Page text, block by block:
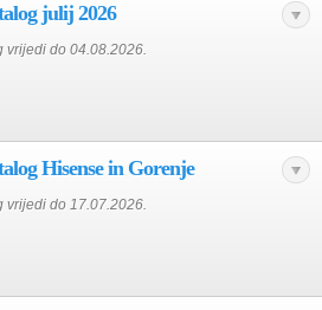
julij 2026
vrijedi do 04.08.2026.
Hisense in Gorenje
vrijedi do 17.07.2026.